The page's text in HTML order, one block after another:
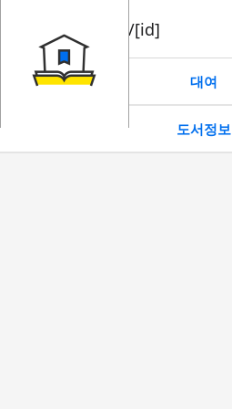
book/rent/[id]
대여
도서정보